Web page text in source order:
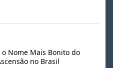
o Nome Mais Bonito do
no Brasil